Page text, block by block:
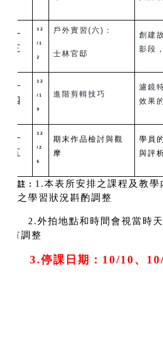
十
三
12
/1
2
戶外實習(六)：
士林官邸
創建
影段
十
四
12
/1
9
進階剪輯技巧
濾鏡
效果
十
五
12
/2
6
期末作品檢討與觀
摩
學員
與評
註： 1.本表所安排之課程及教學
之學習狀況斟酌調整
2.外拍地點和時間會視當時
有調整
3.停課日期：10/10、